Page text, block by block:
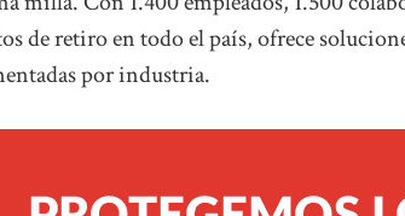
de retiro en todo el país, ofrece
por industria.